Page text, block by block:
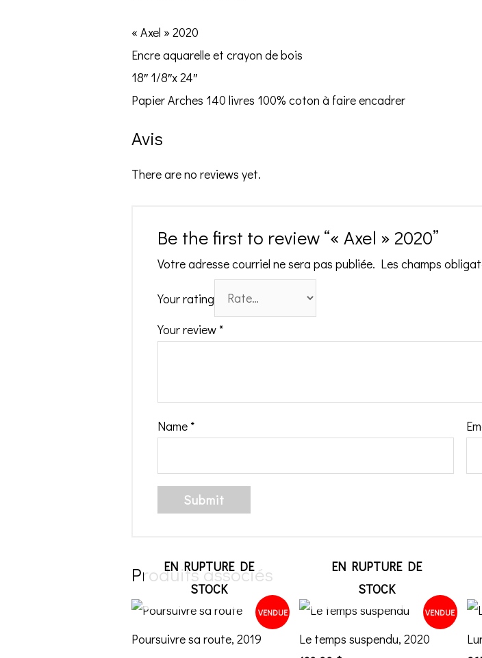
« Axel » 2020
Encre aquarelle et crayon de bois
18″ 1/8″x 24″
Papier Arches 140 livres 100% coton à faire encadrer
Avis
There are no reviews yet.
Be the first to review “« Axel » 2020”
Votre adresse courriel ne sera pas publiée. Les champs
Your rating
Your review *
Name *
Produits associés
VENDUE
EN RUPTURE DE
STOCK
Poursuivre sa route, 2019
VENDUE
EN RUPTURE DE
STOCK
Le temps suspendu, 2020